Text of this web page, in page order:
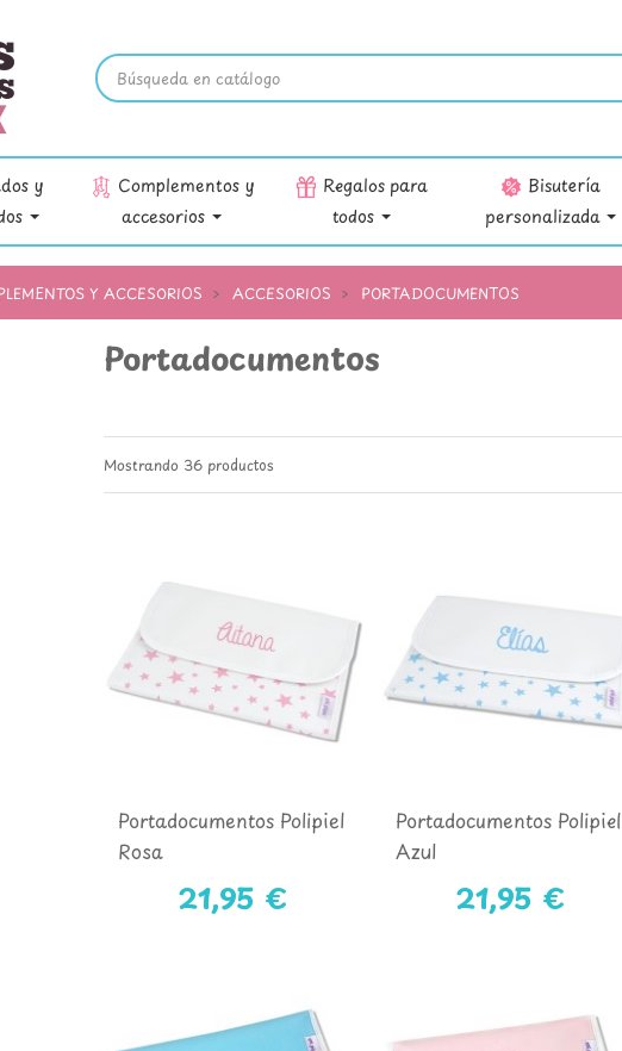
y
Complementos y
accesorios
Regalos para
todos
Bisutería
personalizada
Y ACCESORIOS ACCESORIOS PORTADOCUMENTOS
Portadocumentos
Mostrando 36 productos
Portadocumentos Polipiel
Rosa
21,95 €
Portadocumentos Polipiel
Azul
21,95 €